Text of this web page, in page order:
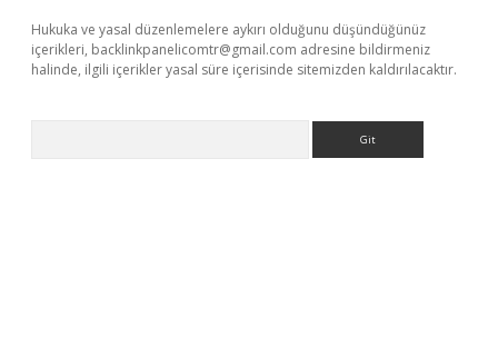
Hukuka ve yasal düzenlemelere aykırı olduğunu düşündüğünüz
içerikleri, backlinkpanelicomtr@gmail.com adresine bildirmeniz
halinde, ilgili içerikler yasal süre içerisinde sitemizden kaldırılacaktır.